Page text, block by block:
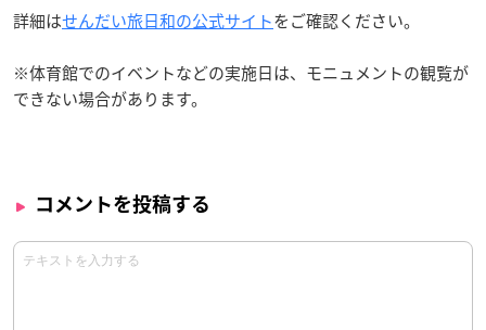
詳細はせんだい旅日和の公式サイトをご確認ください。
※体育館でのイベントなどの実施日は、モニュメントの観覧が
できない場合があります。
コメントを投稿する